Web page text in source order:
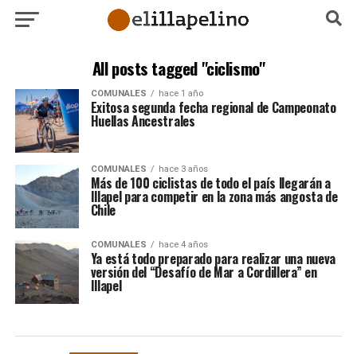
All posts tagged "ciclismo"
COMUNALES hace 1 año
Exitosa segunda fecha regional de Campeonato
Huellas Ancestrales
COMUNALES hace 3 años
Más de 100 ciclistas de todo el país llegarán a
Illapel para competir en la zona más angosta de
Chile
COMUNALES hace 4 años
Ya está todo preparado para realizar una nueva
versión del “Desafío de Mar a Cordillera” en
Illapel